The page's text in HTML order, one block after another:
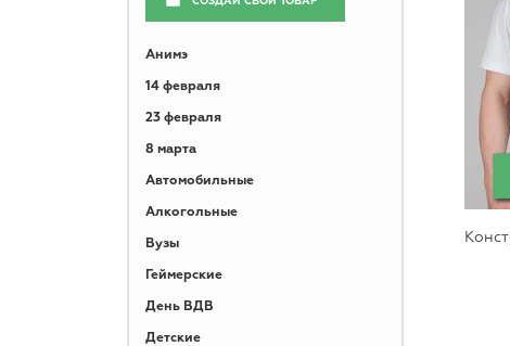
Анимэ
14 февраля
23 февраля
8 марта
Автомобильные
Алкогольные
Вузы
Геймерские
День ВДВ
Детские